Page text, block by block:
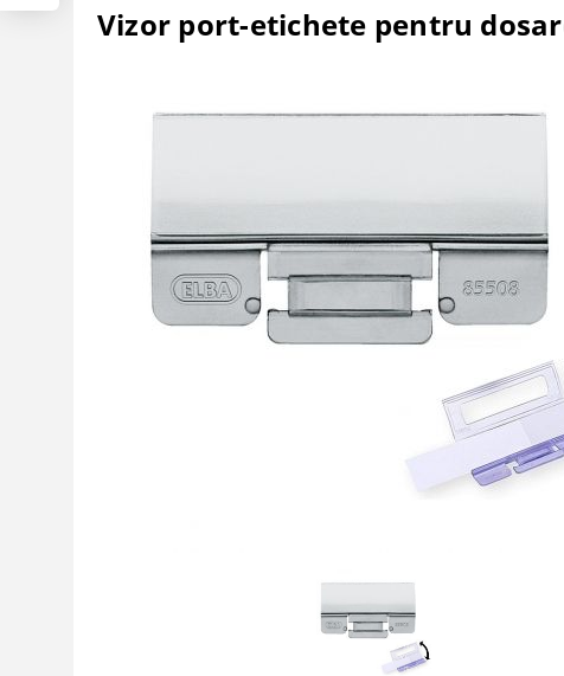
Vizor port-etichete pentru